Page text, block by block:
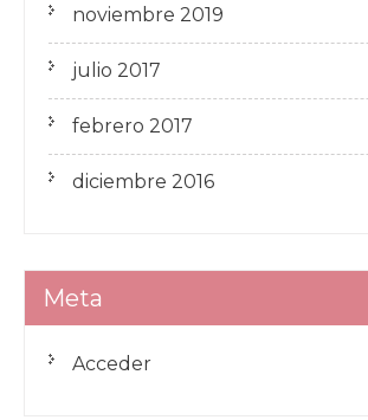
noviembre 2019
julio 2017
febrero 2017
diciembre 2016
Meta
Acceder